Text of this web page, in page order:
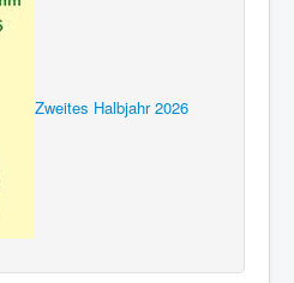
Zweites Halbjahr 2026